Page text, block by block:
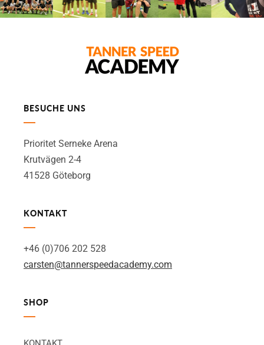
BESUCHE UNS
Prioritet Serneke Arena
Krutvägen 2-4
41528 Göteborg
KONTAKT
+46 (0)706 202 528
carsten@tannerspeedacademy.com
SHOP